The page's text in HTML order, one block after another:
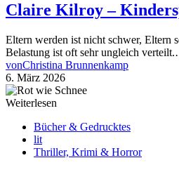
Claire Kilroy –
Eltern werden ist nicht schwer, Eltern
Belastung ist oft sehr ungleich
vonChristina Brunnenkamp
6. März 2026
Weiterlesen
Bücher & Gedrucktes
lit
Thriller, Krimi & Horror